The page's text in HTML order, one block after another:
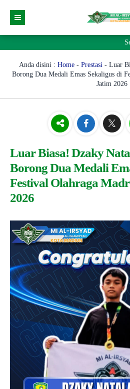
Direktori
Siswa
Pengumuman
Visi & Misi Madrasah
Anda disini : Home - Prestasi - Luar
Borong Dua Medali Emas Sekaligus di
Jatim 2026
Luar Biasa! Dzaky
Borong Dua Medali
Festival Olahraga
2026